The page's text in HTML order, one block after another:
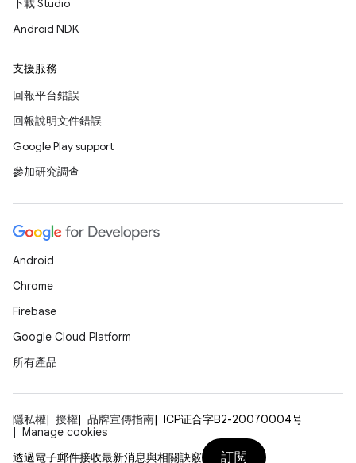
下載 Studio
Android NDK
支援服務
回報平台錯誤
回報說明文件錯誤
Google Play support
參加研究調查
Android
Chrome
Firebase
Google Cloud Platform
所有產品
隱私權 授權 品牌宣傳指南
ICP证合字B2-20070004号
Manage cookies
透過電子郵件接收最新消息與相關訣竅
訂閱